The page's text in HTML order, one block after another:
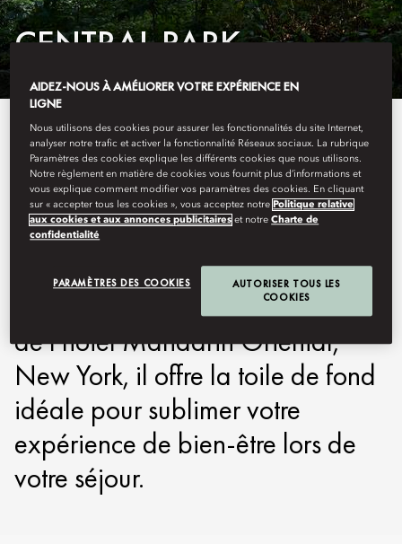
CENTRAL PARK
Découvrez la sérénité au cœur
même de New York, à Central
Park, où des paysages luxuriants
vous invitent à la détente et au
lâcher-prise dans un cadre urbain
enchanteur. Situé à deux minutes
de l’hôtel Mandarin Oriental,
New York, il offre la toile de fond
idéale pour sublimer votre
expérience de bien-être lors de
votre séjour.
AIDEZ-NOUS À AMÉLIORER VOTRE EXPÉRIENCE EN
LIGNE
Nous utilisons des cookies pour assurer les fonctionnalités du site Internet,
analyser notre trafic et activer la fonctionnalité Réseaux sociaux. La rubrique
Paramètres des cookies explique les différents cookies que nous utilisons.
Notre règlement en matière de cookies vous fournit plus d’informations et
vous explique comment modifier vos paramètres des cookies. En cliquant
sur « accepter tous les cookies », vous acceptez notre Politique relative
aux cookies et aux annonces publicitaires et notreCharte de
confidentialité
PARAMÈTRES DES COOKIES
AUTORISER TOUS LES
COOKIES